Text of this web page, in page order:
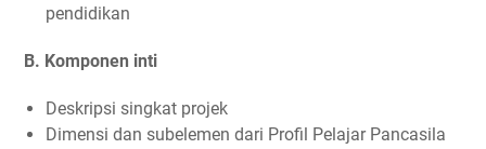
pendidikan
B. Komponen inti
Deskripsi singkat projek
Dimensi dan subelemen dari Profil Pelajar Pancasila